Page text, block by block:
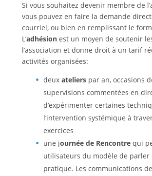
Si vous souhaitez devenir membre de
vous pouvez en faire la demande
courriel, ou bien en remplissant le
L’adhésionest un moyen de soutenir
l’association et donne droit à un tarif
activités organisées:
deux atelierspar an, occasions
supervisions commentées en
d’expérimenter certaines
l’intervention systémique à
exercices
une journée de Rencontrequi
utilisateurs du modèle de parler
pratique. Les communications